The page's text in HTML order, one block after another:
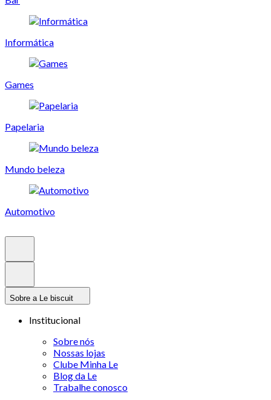
Informática
Games
Papelaria
Mundo beleza
Automotivo
Sobre a Le biscuit
Institucional
Sobre nós
Nossas lojas
Clube Minha Le
Blog da Le
Trabalhe conosco